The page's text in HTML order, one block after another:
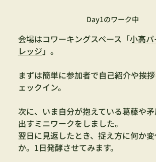
Day1のワーク中
会場はコワーキングスペース「小高パ
レッジ 」。
まずは簡単に参加者で自己紹介や挨
ェックイン。
次に、いま自分が抱えている葛藤や
出すミニワークをしました。
翌日に見返したとき、捉え方に何か
か。1日発酵させてみます。